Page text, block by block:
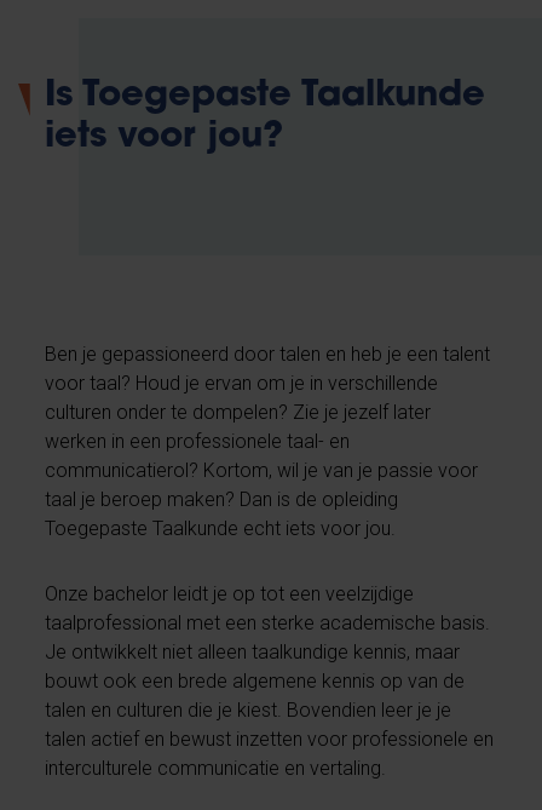
Is Toegepaste Taalkunde
iets voor jou?
Ben je gepassioneerd door talen en heb je een talent
voor taal? Houd je ervan om je in verschillende
culturen onder te dompelen? Zie je jezelf later
werken in een professionele taal- en
communicatierol? Kortom, wil je van je passie voor
taal je beroep maken? Dan is de opleiding
Toegepaste Taalkunde echt iets voor jou.
Onze bachelor leidt je op tot een veelzijdige
taalprofessional met een sterke academische basis.
Je ontwikkelt niet alleen taalkundige kennis, maar
bouwt ook een brede algemene kennis op van de
talen en culturen die je kiest. Bovendien leer je je
talen actief en bewust inzetten voor professionele en
interculturele communicatie en vertaling.